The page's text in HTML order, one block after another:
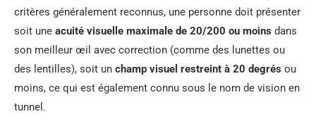
critères généralement reconnus, une personne doit présenter
soit une acuité visuelle maximale de 20/200 ou moins dans
son meilleur œil avec correction (comme des lunettes ou
des lentilles), soit un champ visuel restreint à 20 degrés ou
moins, ce qui est également connu sous le nom de vision en
tunnel.